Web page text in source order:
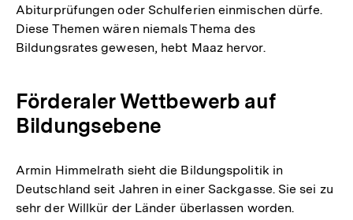
Abiturprüfungen oder Schulferien einmischen dürfe.
Diese Themen wären niemals Thema des
Bildungsrates gewesen, hebt Maaz hervor.
Förderaler Wettbewerb auf
Bildungsebene
Armin Himmelrath sieht die Bildungspolitik in
Deutschland seit Jahren in einer Sackgasse. Sie sei zu
sehr der Willkür der Länder überlassen worden.